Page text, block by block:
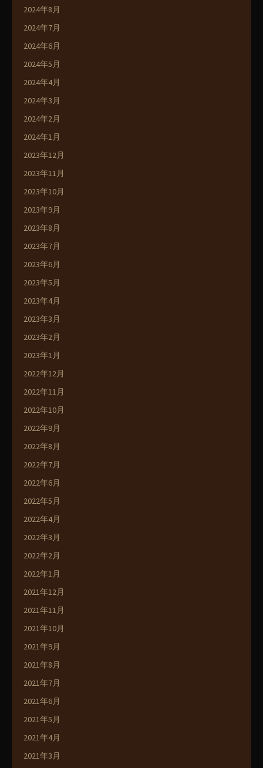
2024年8月
2024年7月
2024年6月
2024年5月
2024年4月
2024年3月
2024年2月
2024年1月
2023年12月
2023年11月
2023年10月
2023年9月
2023年8月
2023年7月
2023年6月
2023年5月
2023年4月
2023年3月
2023年2月
2023年1月
2022年12月
2022年11月
2022年10月
2022年9月
2022年8月
2022年7月
2022年6月
2022年5月
2022年4月
2022年3月
2022年2月
2022年1月
2021年12月
2021年11月
2021年10月
2021年9月
2021年8月
2021年7月
2021年6月
2021年5月
2021年4月
2021年3月